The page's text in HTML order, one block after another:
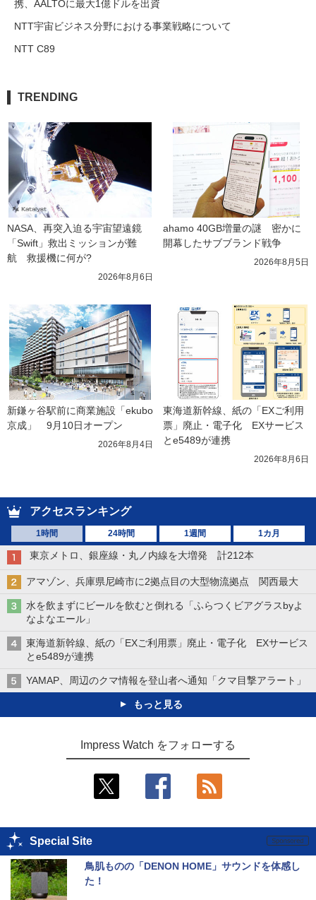
携、AALTOに最大1億ドルを出資
NTT宇宙ビジネス分野における事業戦略について
NTT C89
TRENDING
NASA、再突入迫る宇宙望遠鏡
「Swift」救出ミッションが難
航　救援機に何が?
2026年8月6日
ahamo 40GB増量の謎　密かに
開幕したサブブランド戦争
2026年8月5日
新鎌ヶ谷駅前に商業施設「ekubo
京成」　9月10日オープン
2026年8月4日
東海道新幹線、紙の「EXご利用
票」廃止・電子化　EXサービス
とe5489が連携
2026年8月6日
アクセスランキング
1時間 24時間 1週間 1カ月
東京メトロ、銀座線・丸ノ内線を大増発 計212本
アマゾン、兵庫県尼崎市に2拠点目の大型物流拠点 関西最大
水を飲まずにビールを飲むと倒れる「ふらつくビアグラスbyよ
なよなエール」
東海道新幹線、紙の「EXご利用票」廃止・電子化 EXサービス
とe5489が連携
YAMAP、周辺のクマ情報を登山者へ通知「クマ目撃アラート」
もっと見る
Impress Watch をフォローする
Special Site
鳥肌ものの「DENON HOME」サウンドを体感し
た！